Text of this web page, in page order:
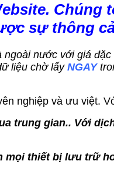
sự thông
nước với giá
liệu chờ lấy NGAY
nghiệp và ưu việt.
trung gian.. Với
mọi thiết bị lưu trữ